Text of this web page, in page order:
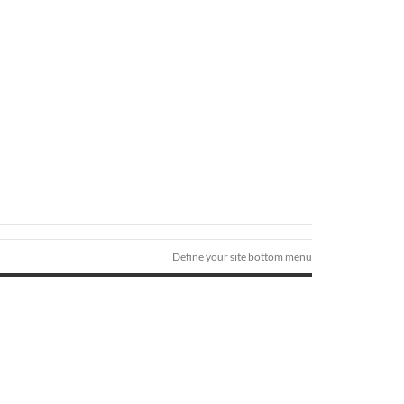
Define your site bottom menu